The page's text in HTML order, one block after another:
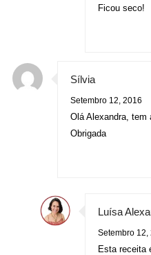
Ficou seco!
Sílvia
Setembro 12, 2016
Olá Alexandra, tem
Obrigada
Luísa
Setembro 12,
Esta receita